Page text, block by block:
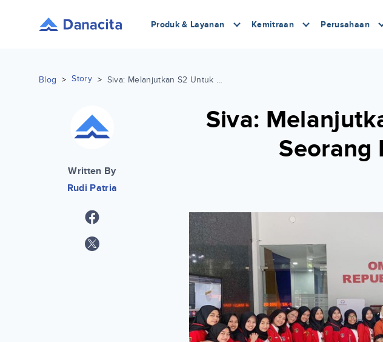
Produk & Layanan Kemitraan Perusahaan
Blog > Story > Siva: Melanjutkan S2 Untuk Menjadi Seorang Dosen Hukum
Written By
Rudi Patria
Siva:
Seorang